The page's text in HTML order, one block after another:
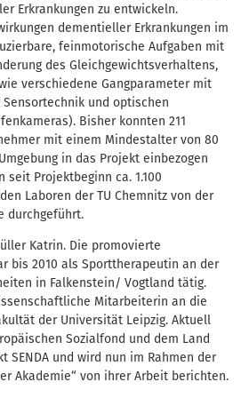
Erkrankungen zu entwickeln.
dementieller Erkrankungen im
feinmotorische Aufgaben mit
des Gleichgewichtsverhaltens,
verschiedene Gangparameter mit
und optischen
Bisher konnten 211
mit einem Mindestalter von 80
in das Projekt einbezogen
seit Projektbeginn ca. 1.100
Laboren der TU Chemnitz von der
durchgeführt.
Katrin. Die promovierte
bis 2010 als Sporttherapeutin an der
in Falkenstein/ Vogtland tätig.
Mitarbeiterin an die
der Universität Leipzig. Aktuell
Sozialfond und dem Land
SENDA und wird nun im Rahmen der
Akademie“ von ihrer Arbeit berichten.